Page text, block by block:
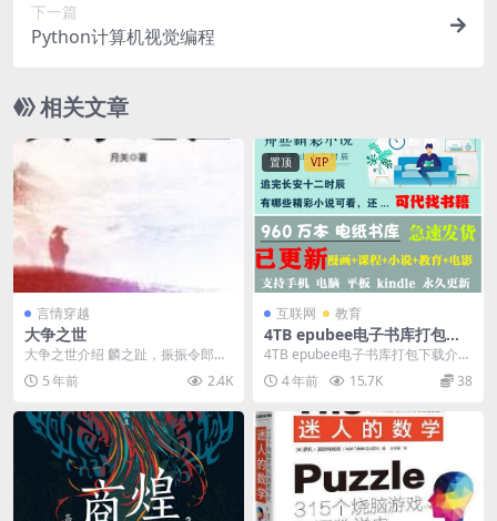
下一篇
Python计算机视觉编程
相关文章
言情穿越
大争之世
大争之世介绍 麟之趾，振振令郎，
于嗟麟兮。 麟之定，振振公姓，于
嗟麟兮。 麟之角...
5 年前 2.4K
置顶 VIP
互联网 教育
4TB epubee电子书库打包下
载
4TB epubee电子书库打包下载介绍
个人有收集电子书的爱好，所以收
集了许多...
4 年前 15.7K 38